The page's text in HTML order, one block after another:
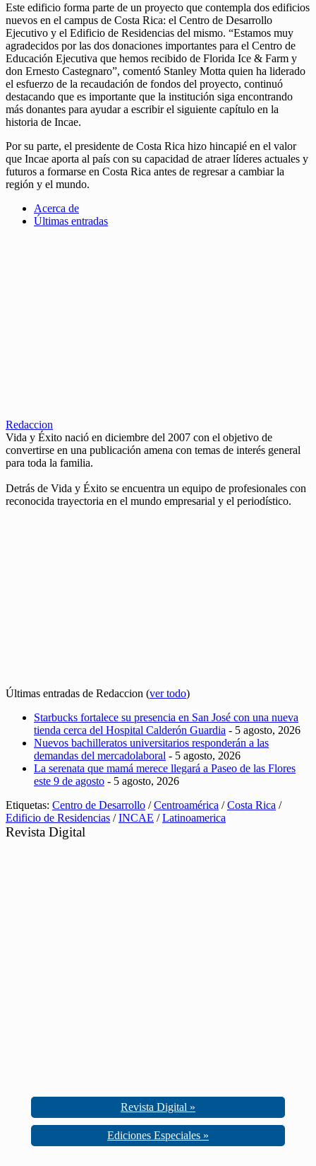
Este edificio forma parte de un proyecto que contempla dos edificios
nuevos en el campus de Costa Rica: el Centro de Desarrollo
Ejecutivo y el Edificio de Residencias del mismo. “Estamos muy
agradecidos por las dos donaciones importantes para el Centro de
Educación Ejecutiva que hemos recibido de Florida Ice & Farm y
don Ernesto Castegnaro”, comentó Stanley Motta quien ha liderado
el esfuerzo de la recaudación de fondos del proyecto, continuó
destacando que es importante que la institución siga encontrando
más donantes para ayudar a escribir el siguiente capítulo en la
historia de Incae.
Por su parte, el presidente de Costa Rica hizo hincapié en el valor
que Incae aporta al país con su capacidad de atraer líderes actuales y
futuros a formarse en Costa Rica antes de regresar a cambiar la
región y el mundo.
Acerca de
Últimas entradas
Redaccion
Vida y Éxito nació en diciembre del 2007 con el objetivo de
convertirse en una publicación amena con temas de interés general
para toda la familia.
Detrás de Vida y Éxito se encuentra un equipo de profesionales con
reconocida trayectoria en el mundo empresarial y el periodístico.
Últimas entradas de Redaccion (ver todo)
Starbucks fortalece su presencia en San José con una nueva
tienda cerca del Hospital Calderón Guardia - 5 agosto, 2026
Nuevos bachilleratos universitarios responderán a las
demandas del mercadolaboral - 5 agosto, 2026
La serenata que mamá merece llegará a Paseo de las Flores
este 9 de agosto - 5 agosto, 2026
Etiquetas: Centro de Desarrollo /Centroamérica /Costa Rica /
Edificio de Residencias /INCAE /Latinoamerica
Revista Digital
Revista Digital »
Ediciones Especiales »